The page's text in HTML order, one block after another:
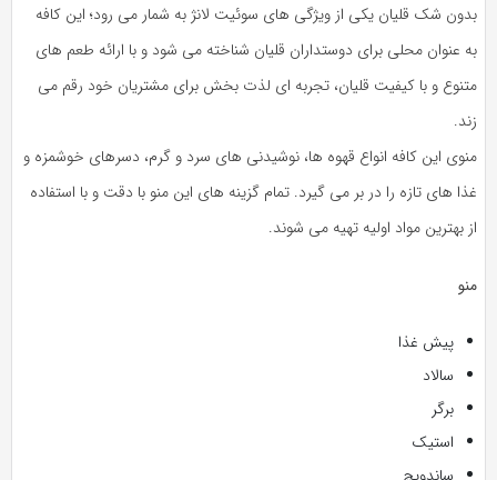
بدون شک قلیان یکی از ویژگی های سوئیت لانژ به شمار می رود؛ این کافه
به عنوان محلی برای دوستداران قلیان شناخته می شود و با ارائه طعم های
متنوع و با کیفیت قلیان، تجربه ای لذت بخش برای مشتریان خود رقم می
زند.
منوی این کافه انواع قهوه‌ ها، نوشیدنی‌ های سرد و گرم، دسرهای خوشمزه و
غذا های تازه را در بر می گیرد. تمام گزینه های این منو با دقت و با استفاده
از بهترین مواد اولیه تهیه می شوند.
منو
پیش غذا
سالاد
برگر
استیک
ساندویچ